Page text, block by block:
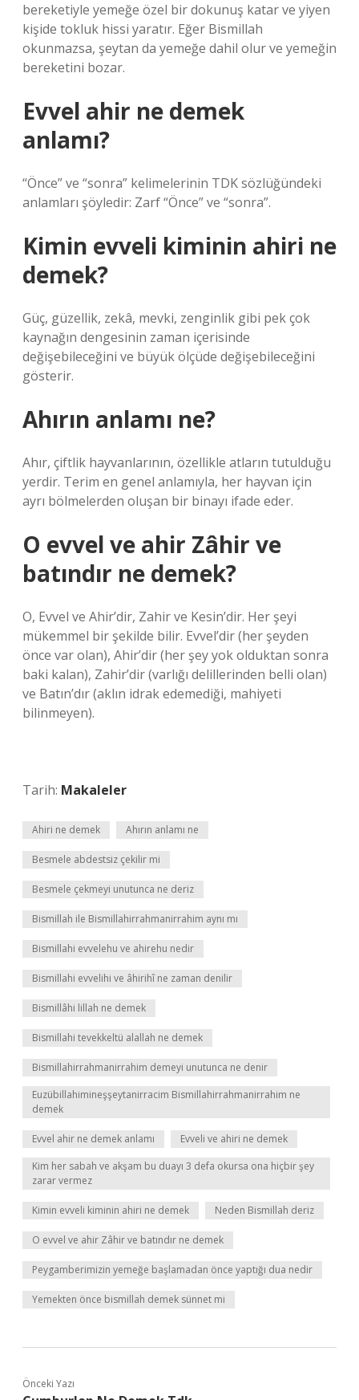
bereketiyle yemeğe özel bir dokunuş katar ve yiyen
kişide tokluk hissi yaratır. Eğer Bismillah
okunmazsa, şeytan da yemeğe dahil olur ve yemeğin
bereketini bozar.
Evvel ahir ne demek
anlamı?
“Önce” ve “sonra” kelimelerinin TDK sözlüğündeki
anlamları şöyledir: Zarf “Önce” ve “sonra”.
Kimin evveli kiminin ahiri ne
demek?
Güç, güzellik, zekâ, mevki, zenginlik gibi pek çok
kaynağın dengesinin zaman içerisinde
değişebileceğini ve büyük ölçüde değişebileceğini
gösterir.
Ahırın anlamı ne?
Ahır, çiftlik hayvanlarının, özellikle atların tutulduğu
yerdir. Terim en genel anlamıyla, her hayvan için
ayrı bölmelerden oluşan bir binayı ifade eder.
O evvel ve ahir Zâhir ve
batındır ne demek?
O, Evvel ve Ahir’dir, Zahir ve Kesin’dir. Her şeyi
mükemmel bir şekilde bilir. Evvel’dir (her şeyden
önce var olan), Ahir’dir (her şey yok olduktan sonra
baki kalan), Zahir’dir (varlığı delillerinden belli olan)
ve Batın’dır (aklın idrak edemediği, mahiyeti
bilinmeyen).
Tarih: Makaleler
Ahiri ne demek Ahırın anlamı ne
Besmele abdestsiz çekilir mi
Besmele çekmeyi unutunca ne deriz
Bismillah ile Bismillahirrahmanirrahim aynı mı
Bismillahi evvelehu ve ahirehu nedir
Bismillahi evvelihi ve âhirihî ne zaman denilir
Bismillâhi lillah ne demek
Bismillahi tevekkeltü alallah ne demek
Bismillahirrahmanirrahim demeyi unutunca ne denir
Euzübillahimineşşeytanirracim Bismillahirrahmanirrahim ne
demek
Evvel ahir ne demek anlamı
Evveli ve ahiri ne demek
Kim her sabah ve akşam bu duayı 3 defa okursa ona hiçbir şey
zarar vermez
Kimin evveli kiminin ahiri ne demek Neden Bismillah deriz
O evvel ve ahir Zâhir ve batındır ne demek
Peygamberimizin yemeğe başlamadan önce yaptığı dua nedir
Yemekten önce bismillah demek sünnet mi
Önceki Yazı